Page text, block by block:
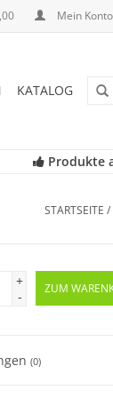
Mein
KATALOG
Produkte
STARTSEITE /
+
-
ZUM
(0)